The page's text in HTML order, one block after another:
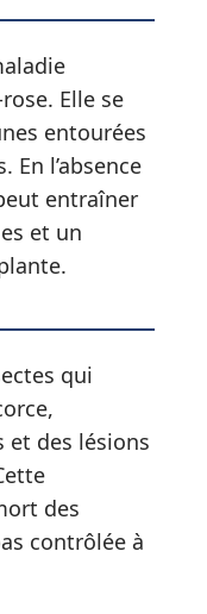
Elle se
entourées
En l’absence
entraîner
et un
qui
et des lésions
des
contrôlée à